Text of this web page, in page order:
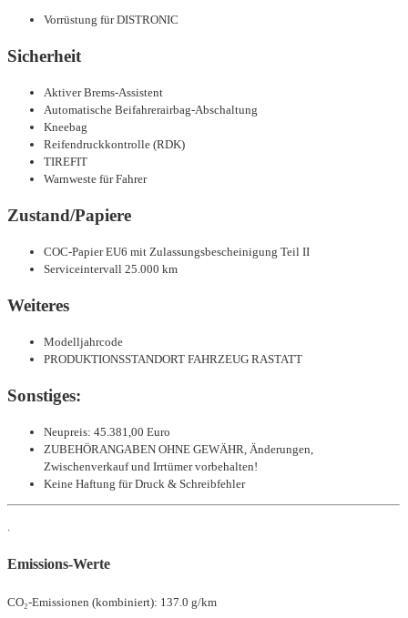
Vorrüstung für DISTRONIC
Sicherheit
Aktiver Brems-Assistent
Automatische Beifahrerairbag-Abschaltung
Kneebag
Reifendruckkontrolle (RDK)
TIREFIT
Warnweste für Fahrer
Zustand/Papiere
COC-Papier EU6 mit Zulassungsbescheinigung Teil II
Serviceintervall 25.000 km
Weiteres
Modelljahrcode
PRODUKTIONSSTANDORT FAHRZEUG RASTATT
Sonstiges:
Neupreis: 45.381,00 Euro
ZUBEHÖRANGABEN OHNE GEWÄHR, Änderungen,
Zwischenverkauf und Irrtümer vorbehalten!
Keine Haftung für Druck & Schreibfehler
Emissions-Werte
CO₂-Emissionen (kombiniert): 137.0 g/km